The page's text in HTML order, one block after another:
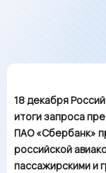
18 декабря
итоги запроса
ПАО «Сбербанк»
российской
пассажирскими и